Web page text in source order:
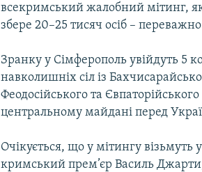
всекримський жалобний мітинг,
збере 20–25 тисяч осіб –
Зранку у Сімферополь увійдуть 5
навколишніх сіл із
Феодосійського та
центральному майдані перед
Очікується, що у мітингу візьмуть
кримський прем’єр Василь